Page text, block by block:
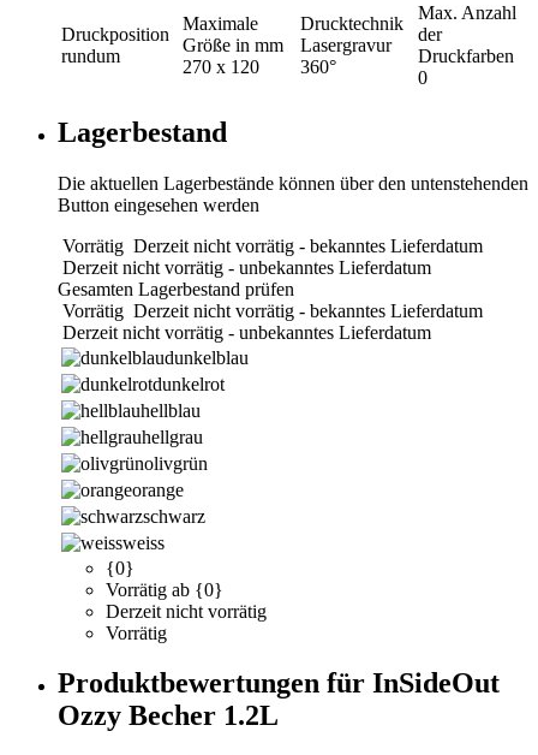
Druckposition
rundum
Maximale
Größe in mm
270 x 120
Drucktechnik
Lasergravur
360°
Max. Anzahl
der
Druckfarben
0
Lagerbestand
Die aktuellen Lagerbestände können über den untenstehenden
Button eingesehen werden
Vorrätig Derzeit nicht vorrätig - bekanntes Lieferdatum
Derzeit nicht vorrätig - unbekanntes Lieferdatum
Gesamten Lagerbestand prüfen
Vorrätig Derzeit nicht vorrätig - bekanntes Lieferdatum
Derzeit nicht vorrätig - unbekanntes Lieferdatum
dunkelblau
dunkelrot
hellblau
hellgrau
olivgrün
orange
schwarz
weiss
{0}
Vorrätig ab {0}
Derzeit nicht vorrätig
Vorrätig
Produktbewertungen für InSideOut
Ozzy Becher 1.2L